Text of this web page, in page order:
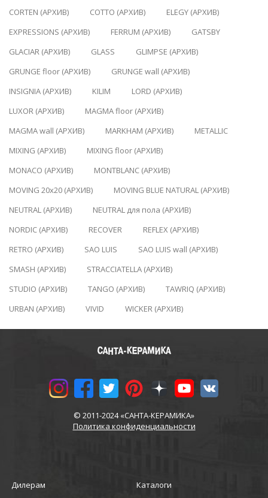
CORTEN (АРХИВ)
COTTO (АРХИВ)
ELEGY (АРХИВ)
EXPRESSIONS (АРХИВ)
FERRUM (АРХИВ)
GATSBY
GLACIAR (АРХИВ)
GLASS
GLIMPSE (АРХИВ)
GRUNGE floor (АРХИВ)
GRUNGE wall (АРХИВ)
INSIGNIA (АРХИВ)
KILIM
LORD (АРХИВ)
LUXOR (АРХИВ)
MAGMA floor (АРХИВ)
MAGMA wall (АРХИВ)
MARKHAM (АРХИВ)
METALLIC
MIXING (АРХИВ)
MIXING floor (АРХИВ)
MONACO (АРХИВ)
MONTBLANC (АРХИВ)
MOVING 20x20 (АРХИВ)
MOVING BLUE NATURAL (АРХИВ)
NEUTRAL (АРХИВ)
NEUTRAL для пола (АРХИВ)
NORDIC (АРХИВ)
RECOVER
REFLEX (АРХИВ)
RETRO (АРХИВ)
SAO LUIS
SAO LUIS wall (АРХИВ)
SMASH (АРХИВ)
STRACCIATELLA (АРХИВ)
STUDIO (АРХИВ)
TANGO (АРХИВ)
TAWRIQ (АРХИВ)
URBAN (АРХИВ)
VIVID WICKER (АРХИВ)
© 2011-2024 «САНТА-КЕРАМИКА»
Политика конфиденциальности
Дилерам
Каталоги